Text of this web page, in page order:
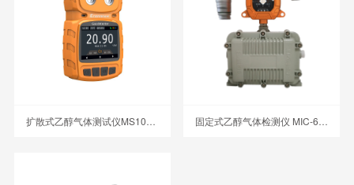
扩散式乙醇气体测试仪MS104K-C2H6O 固定式乙醇气体检测仪 MIC-600-C2H6O